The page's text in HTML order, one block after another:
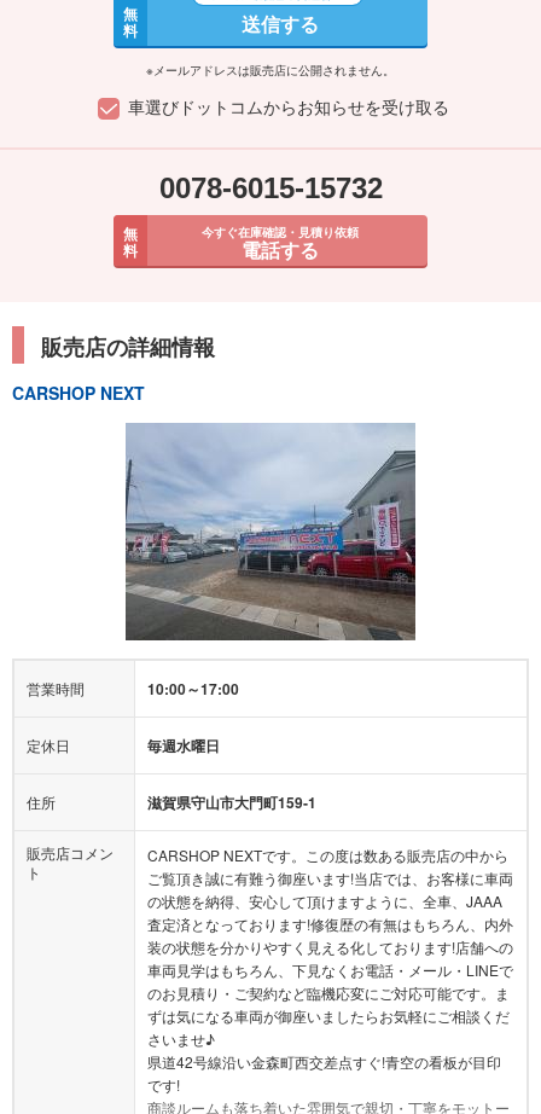
無
料 送信する
※メールアドレスは販売店に公開されません。
車選びドットコムからお知らせを受け取る
0078-6015-15732
無
料
今すぐ在庫確認・見積り依頼
電話する
販売店の詳細情報
CARSHOP NEXT
営業時間 10:00～17:00
定休日 毎週水曜日
住所 滋賀県守山市大門町159‐1
販売店コメン
ト
CARSHOP NEXTです。この度は数ある販売店の中から
ご覧頂き誠に有難う御座います!当店では、お客様に車両
の状態を納得、安心して頂けますように、全車、JAAA
査定済となっております!修復歴の有無はもちろん、内外
装の状態を分かりやすく見える化しております!店舗への
車両見学はもちろん、下見なくお電話・メール・LINEで
のお見積り・ご契約など臨機応変にご対応可能です。ま
ずは気になる車両が御座いましたらお気軽にご相談くだ
さいませ♪
県道42号線沿い金森町西交差点すぐ!青空の看板が目印
です!
商談ルームも落ち着いた雰囲気で親切・丁寧をモットー